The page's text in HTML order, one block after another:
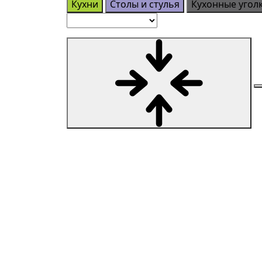
Кухни Столы и стулья Кухонные